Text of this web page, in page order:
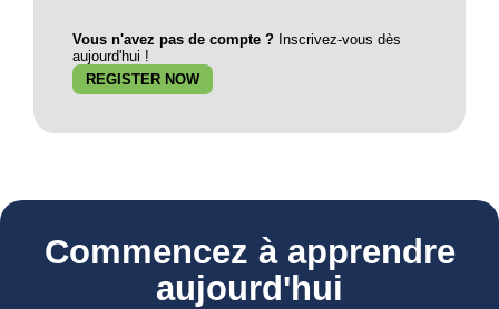
Vous n'avez pas de compte ? Inscrivez-vous dès
aujourd'hui !
REGISTER NOW
Commencez à apprendre
aujourd'hui